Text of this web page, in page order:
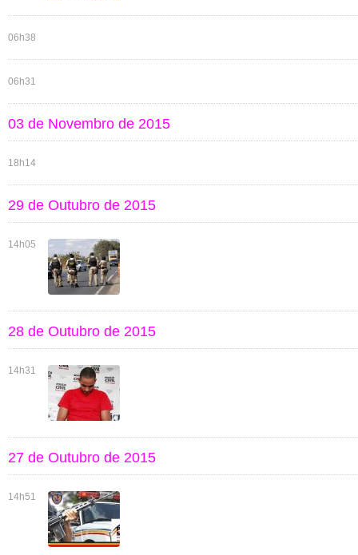
06h38
06h31
03 de Novembro de 2015
18h14
29 de Outubro de 2015
14h05
28 de Outubro de 2015
14h31
27 de Outubro de 2015
14h51